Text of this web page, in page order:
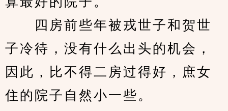
四房前些年被戎世子和贺世
子冷待，没有什么出头的机会，
因此，比不得二房过得好，庶女
住的院子自然小一些。